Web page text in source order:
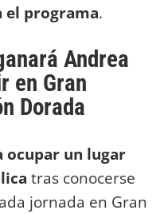
el programa.
Andrea
en Gran
Dorada
ocupar un lugar
tras conocerse
jornada en Gran